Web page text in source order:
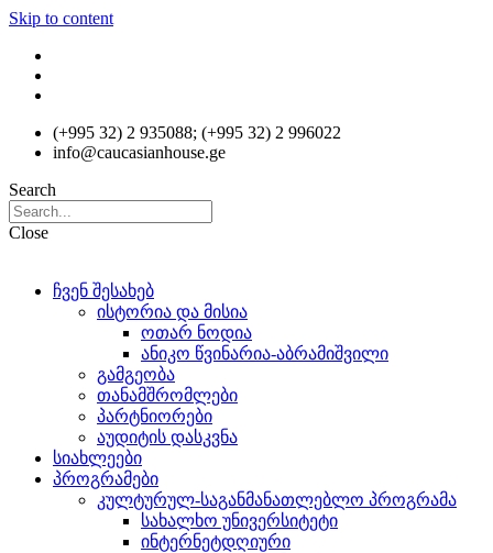
Skip to content
(+995 32) 2 935088; (+995 32) 2 996022
info@caucasianhouse.ge
Search
Close
ჩვენ შესახებ
ისტორია და მისია
ოთარ ნოდია
ანიკო წვინარია-აბრამიშვილი
გამგეობა
თანამშრომლები
პარტნიორები
აუდიტის დასკვნა
სიახლეები
პროგრამები
კულტურულ-საგანმანათლებლო პროგრამა
სახალხო უნივერსიტეტი
ინტერნეტდღიური